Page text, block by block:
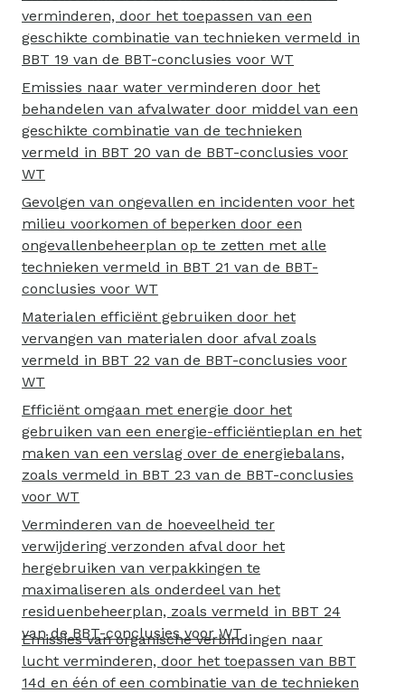
verminderen, door het toepassen van een
geschikte combinatie van technieken vermeld in
BBT 19 van de BBT-conclusies voor WT
Emissies naar water verminderen door het
behandelen van afvalwater door middel van een
geschikte combinatie van de technieken
vermeld in BBT 20 van de BBT-conclusies voor
WT
Gevolgen van ongevallen en incidenten voor het
milieu voorkomen of beperken door een
ongevallenbeheerplan op te zetten met alle
technieken vermeld in BBT 21 van de BBT-
conclusies voor WT
Materialen efficiënt gebruiken door het
vervangen van materialen door afval zoals
vermeld in BBT 22 van de BBT-conclusies voor
WT
Efficiënt omgaan met energie door het
gebruiken van een energie-efficiëntieplan en het
maken van een verslag over de energiebalans,
zoals vermeld in BBT 23 van de BBT-conclusies
voor WT
Verminderen van de hoeveelheid ter
verwijdering verzonden afval door het
hergebruiken van verpakkingen te
maximaliseren als onderdeel van het
residuenbeheerplan, zoals vermeld in BBT 24
van de BBT-conclusies voor WT
Emissies van organische verbindingen naar
lucht verminderen, door het toepassen van BBT
14d en één of een combinatie van de technieken